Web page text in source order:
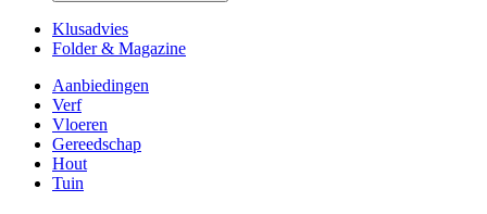
Klusadvies
Folder & Magazine
Aanbiedingen
Verf
Vloeren
Gereedschap
Hout
Tuin